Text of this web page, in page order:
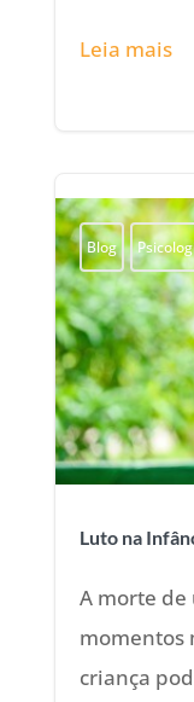
Leia mais
Blog
Luto na
A morte
momentos
criança